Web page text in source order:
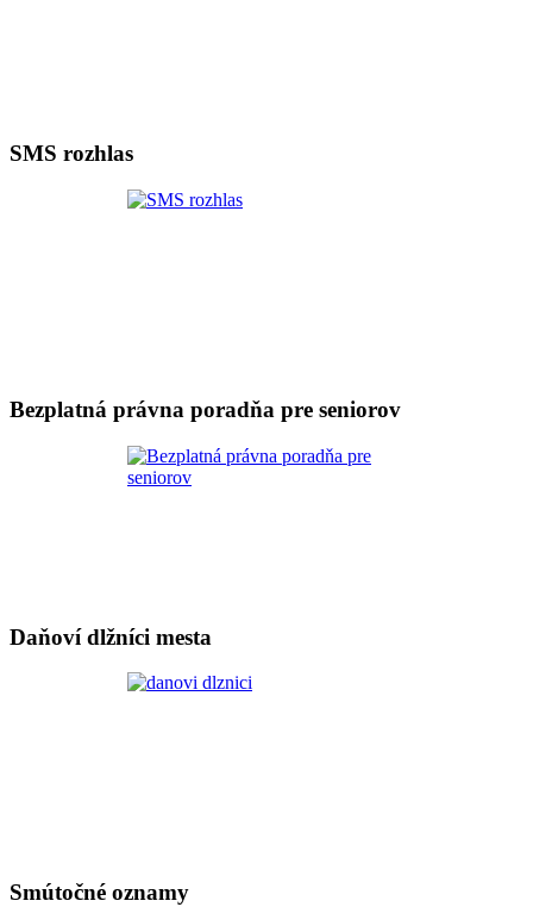
SMS rozhlas
Bezplatná právna poradňa pre seniorov
Daňoví dlžníci mesta
Smútočné oznamy